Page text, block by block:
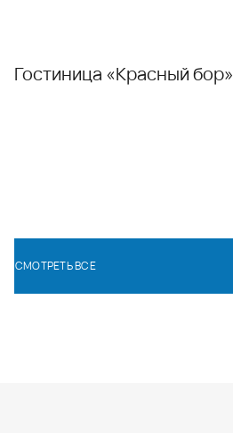
Гостиница «Красный бор»
СМОТРЕТЬ ВСЕ